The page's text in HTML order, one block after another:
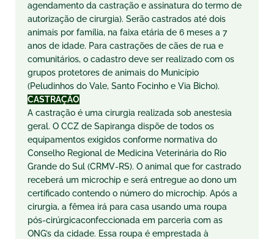
agendamento da castração e assinatura do termo de
autorização de cirurgia). Serão castrados até dois
animais por família, na faixa etária de 6 meses a 7
anos de idade. Para castrações de cães de rua e
comunitários, o cadastro deve ser realizado com os
grupos protetores de animais do Município
(Peludinhos do Vale, Santo Focinho e Via Bicho).
CASTRAÇÃO
A castração é uma cirurgia realizada sob anestesia
geral. O CCZ de Sapiranga dispõe de todos os
equipamentos exigidos conforme normativa do
Conselho Regional de Medicina Veterinária do Rio
Grande do Sul (CRMV-RS). O animal que for castrado
receberá um microchip e será entregue ao dono um
certificado contendo o número do microchip. Após a
cirurgia, a fêmea irá para casa usando uma roupa
pós-cirúrgicaconfeccionada em parceria com as
ONG’s da cidade. Essa roupa é emprestada à